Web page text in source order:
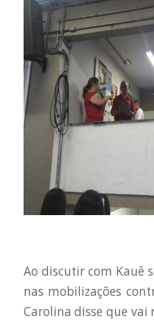
Ao discutir com Kauê
nas mobilizações
Carolina disse que vai